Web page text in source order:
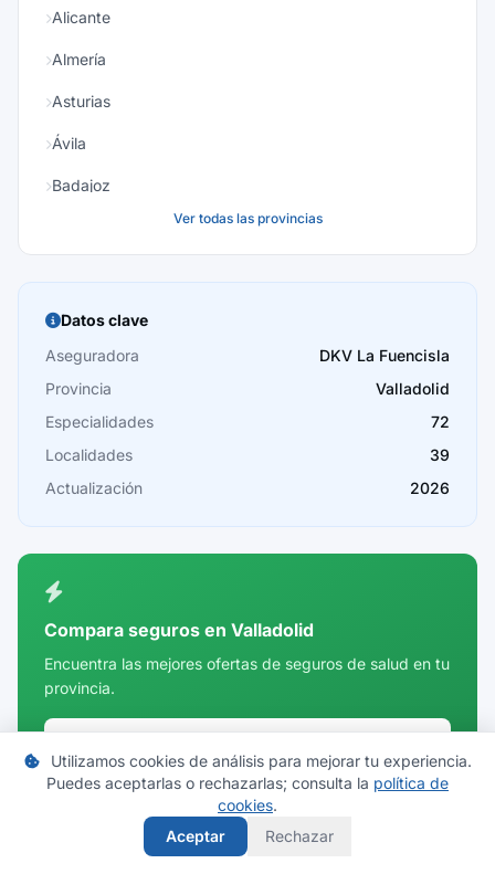
Alicante
Almería
Asturias
Ávila
Badajoz
Burgos
Cáceres
Cádiz
Cantabria
Castellón
Córdoba
Cuenca
Girona
Granada
Guadalajara
Ver todas las provincias
Datos clave
Aseguradora
DKV La Fuencisla
Provincia
Valladolid
Especialidades
72
Localidades
39
Actualización
2026
Compara seguros en Valladolid
Encuentra las mejores ofertas de seguros de salud en tu
provincia.
Utilizamos cookies de análisis para mejorar tu experiencia.
Puedes aceptarlas o rechazarlas; consulta la política de
cookies.
Aceptar
Rechazar